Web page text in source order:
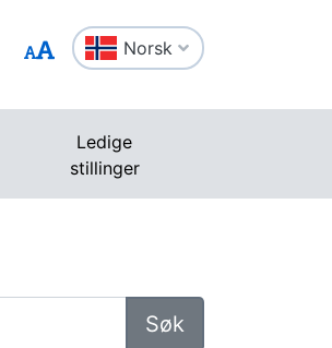
Norsk
Ledige
stillinger
Søk